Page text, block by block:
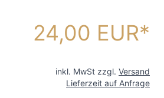
24,00 EUR
inkl. MwSt zzgl. Versand
Lieferzeit auf Anfrage